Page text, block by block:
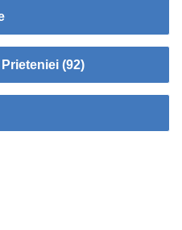
(92)